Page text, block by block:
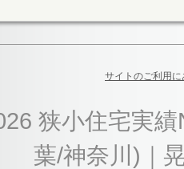
サイトのご利用に
狭小住宅実
葉/神奈川)｜